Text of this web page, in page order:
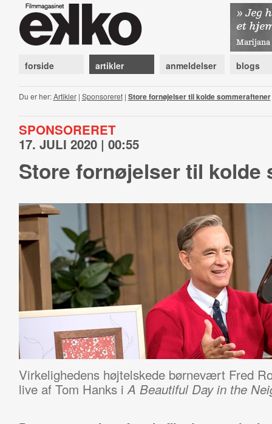
forside artikler anmeldelser blogs
Du er her:Artikler| Sponsoreret| Store fornøjelser til kolde sommeraftener
SPONSORERET
17. JULI 2020 | 00:55
Store fornøjelser til kolde
Virkelighedens højtelskede børnevært Fred
live af Tom Hanks iA Beautiful Day in the